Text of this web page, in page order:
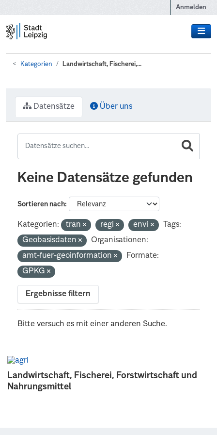
Anmelden
Kategorien Landwirtschaft, Fischerei,...
Landwirtschaft, Fischerei, Forstwirtschaft und
Nahrungsmittel
Datensätze Über uns
Keine Datensätze gefunden
Sortieren nach
Kategorien: tran regi envi
Tags:
Geobasisdaten
Organisationen:
amt-fuer-geoinformation
Formate:
GPKG
Ergebnisse filtern
Bitte versuch es mit einer anderen Suche.